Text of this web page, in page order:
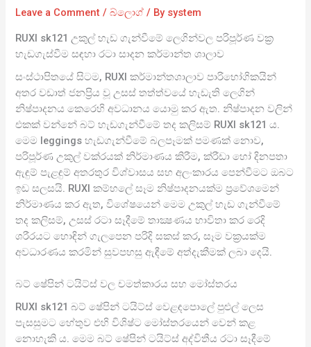
Leave a Comment /බ්ලොග් / By system
RUXI sk121 උකුල් හැඩ ගැන්වීමේ ලෙගින්වල පරිපූර්ණ වක්‍ර
හැඩගැස්වීම සඳහා රටා සාදන කර්මාන්ත ශාලාව
සංස්ථාපිතයේ සිටම, RUXI කර්මාන්තශාලාව පාරිභෝගිකයින්
අතර වඩාත් ජනප්‍රිය වූ උසස් තත්ත්වයේ හැඩැති ලෙගින්
නිෂ්පාදනය කෙරෙහි අවධානය යොමු කර ඇත. නිෂ්පාදන වලින්
එකක් වන්නේ බට් හැඩගැන්වීමේ තද කලිසම් RUXI sk121 ය.
මෙම leggings හැඩගැන්වීමේ බලපෑමක් පමණක් නොව,
පරිපූර්ණ උකුල් වක්රයක් නිර්මාණය කිරීම, ක්රීඩා හෝ දිනපතා
ඇඳුම් පැළඳුම් අතරතුර විශ්වාසය සහ අලංකාරය පෙන්වීමට ඔබට
ඉඩ සලසයි. RUXI කම්හලේ සෑම නිෂ්පාදනයක්ම ප්‍රවේශමෙන්
නිර්මාණය කර ඇත, විශේෂයෙන් මෙම උකුල් හැඩ ගැන්වීමේ
තද කලිසම්, උසස් රටා සෑදීමේ තාක්‍ෂණය භාවිතා කර රෙදි
ශරීරයට හොඳින් ගැලපෙන පරිදි සකස් කර, සෑම වක්‍රයක්ම
අවධාරණය කරමින් සුවපහසු ඇඳීමේ අත්දැකීමක් ලබා දෙයි.
බට් ෂේපින් ටයිට්ස් වල චමත්කාරය සහ මෝස්තරය
RUXI sk121 බට් ෂේපින් ටයිට්ස් වෙළඳපොලේ පුළුල් ලෙස
පැසසුමට හේතුව එහි විශිෂ්ට මෝස්තරයෙන් වෙන් කළ
නොහැකි ය. මෙම බට් ෂේපින් ටයිට්ස් අද්විතීය රටා සෑදීමේ